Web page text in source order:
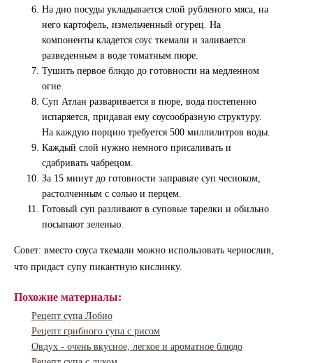
На дно посуды укладывается слой рубленого мяса, на
него картофель, измельченный огурец. На
компоненты кладется соус ткемали и заливается
разведенным в воде томатным пюре.
Тушить первое блюдо до готовности на медленном
огне.
Суп Атлан разваривается в пюре, вода постепенно
испаряется, придавая ему соусообразную структуру.
На каждую порцию требуется 500 миллилитров воды.
Каждый слой нужно немного присаливать и
сдабривать чабрецом.
За 15 минут до готовности заправьте суп чесноком,
растолченным с солью и перцем.
Готовый суп разливают в суповые тарелки и обильно
посыпают зеленью.
Совет: вместо соуса ткемали можно использовать чернослив,
что придаст супу пикантную кислинку.
Похожие материалы:
Рецепт супа Лобио
Рецепт грибного супа с рисом
Овдух - очень вкусное, легкое и ароматное блюдо